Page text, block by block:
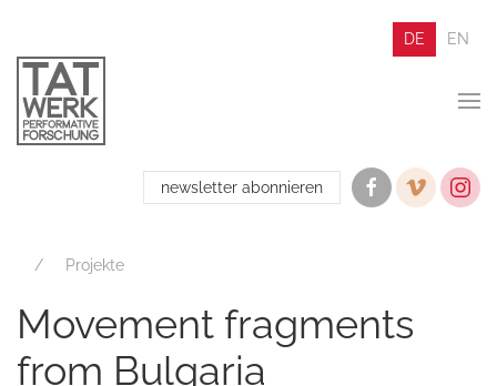
DE EN
newsletter abonnieren
Projekte
Movement fragments
from Bulgaria